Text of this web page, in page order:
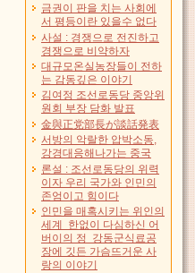
금권이 판을 치는 사회에
서 평등이란 있을수 없다
사설 : 경쟁으로 전진하고
경쟁으로 비약하자
대규모온실농장들이 전하
는 감동깊은 이야기
김여정 조선로동당 중앙위
원회 부장 담화 발표
金與正党部長が談話発表
서방의 악랄한 압박소동,
강경대응해나가는 중국
론설 : 조선로동당의 위력
이자 우리 국가와 인민의
존엄이고 힘이다
인민을 매혹시키는 위인의
세계 한없이 다심하신 어
버이의 정 강동군식료공
장에 깃든 가슴뜨거운 사
랑의 이야기